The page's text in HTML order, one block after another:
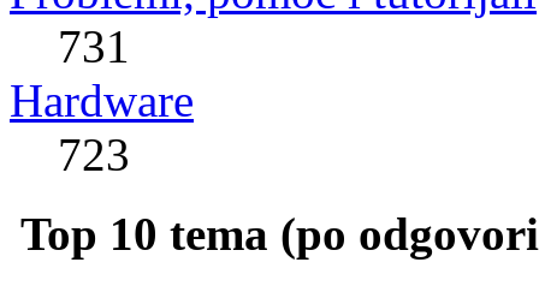
731
Hardware
723
Top 10 tema (po